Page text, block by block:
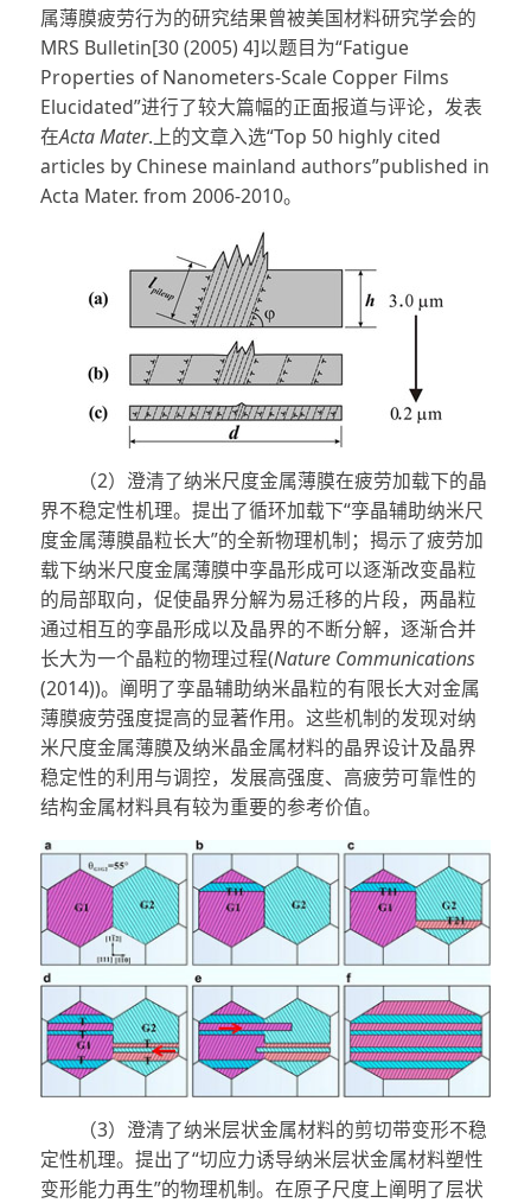
属薄膜疲劳行为的研究结果曾被美国材料研究学会的
MRS Bulletin[30 (2005) 4]以题目为“Fatigue
Properties of Nanometers-Scale Copper Films
Elucidated”进行了较大篇幅的正面报道与评论，发表
在Acta Mater.上的文章入选“Top 50 highly cited
articles by Chinese mainland authors”published in
Acta Mater. from 2006-2010。
（2）澄清了纳米尺度金属薄膜在疲劳加载下的晶
界不稳定性机理。提出了循环加载下“孪晶辅助纳米尺
度金属薄膜晶粒长大”的全新物理机制；揭示了疲劳加
载下纳米尺度金属薄膜中孪晶形成可以逐渐改变晶粒
的局部取向，促使晶界分解为易迁移的片段，两晶粒
通过相互的孪晶形成以及晶界的不断分解，逐渐合并
长大为一个晶粒的物理过程(Nature Communications
(2014))。阐明了孪晶辅助纳米晶粒的有限长大对金属
薄膜疲劳强度提高的显著作用。这些机制的发现对纳
米尺度金属薄膜及纳米晶金属材料的晶界设计及晶界
稳定性的利用与调控，发展高强度、高疲劳可靠性的
结构金属材料具有较为重要的参考价值。
（3）澄清了纳米层状金属材料的剪切带变形不稳
定性机理。提出了“切应力诱导纳米层状金属材料塑性
变形能力再生”的物理机制。在原子尺度上阐明了层状